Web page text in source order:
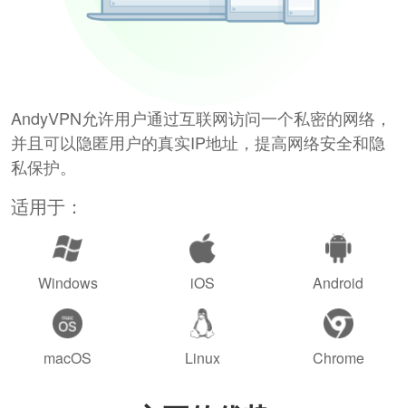
AndyVPN允许用户通过互联网访问一个私密的网络，
并且可以隐匿用户的真实IP地址，提高网络安全和隐
私保护。
适用于：
Windows iOS Android
macOS Linux Chrome